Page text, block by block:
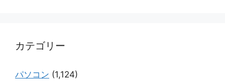
カテゴリー
パソコン (1,124)